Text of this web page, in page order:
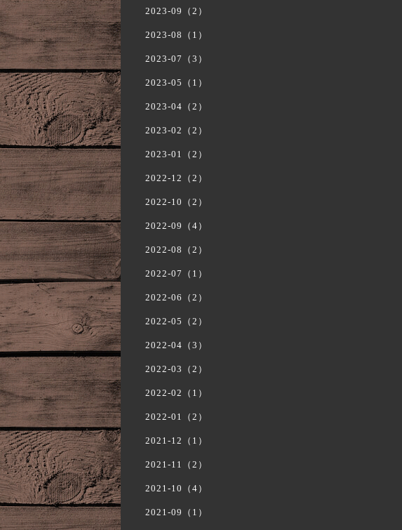
2023-09（2）
2023-08（1）
2023-07（3）
2023-05（1）
2023-04（2）
2023-02（2）
2023-01（2）
2022-12（2）
2022-10（2）
2022-09（4）
2022-08（2）
2022-07（1）
2022-06（2）
2022-05（2）
2022-04（3）
2022-03（2）
2022-02（1）
2022-01（2）
2021-12（1）
2021-11（2）
2021-10（4）
2021-09（1）